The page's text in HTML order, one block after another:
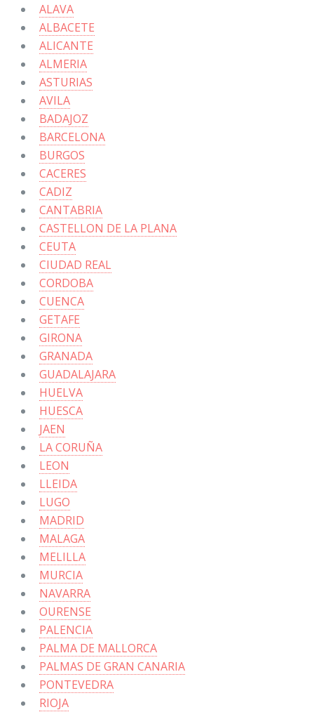
ALAVA
ALBACETE
ALICANTE
ALMERIA
ASTURIAS
AVILA
BADAJOZ
BARCELONA
BURGOS
CACERES
CADIZ
CANTABRIA
CASTELLON DE LA PLANA
CEUTA
CIUDAD REAL
CORDOBA
CUENCA
GETAFE
GIRONA
GRANADA
GUADALAJARA
HUELVA
HUESCA
JAEN
LA CORUÑA
LEON
LLEIDA
LUGO
MADRID
MALAGA
MELILLA
MURCIA
NAVARRA
OURENSE
PALENCIA
PALMA DE MALLORCA
PALMAS DE GRAN CANARIA
PONTEVEDRA
RIOJA